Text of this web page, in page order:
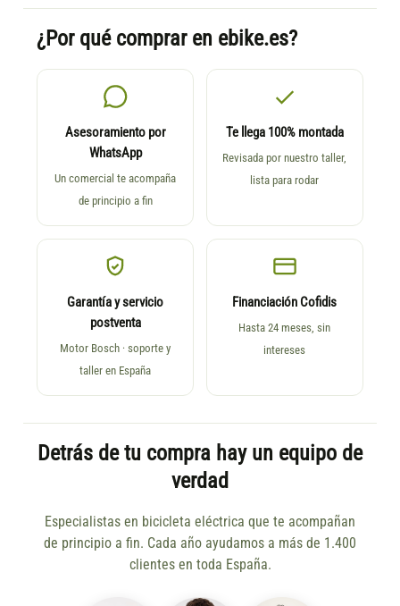
¿Por qué comprar en ebike.es?
Asesoramiento por
WhatsApp
Un comercial te acompaña
de principio a fin
Te llega 100% montada
Revisada por nuestro taller,
lista para rodar
Garantía y servicio
postventa
Motor Bosch · soporte y
taller en España
Financiación Cofidis
Hasta 24 meses, sin
intereses
Detrás de tu compra hay un equipo de
verdad
Especialistas en bicicleta eléctrica que te acompañan
de principio a fin. Cada año ayudamos a más de 1.400
clientes en toda España.